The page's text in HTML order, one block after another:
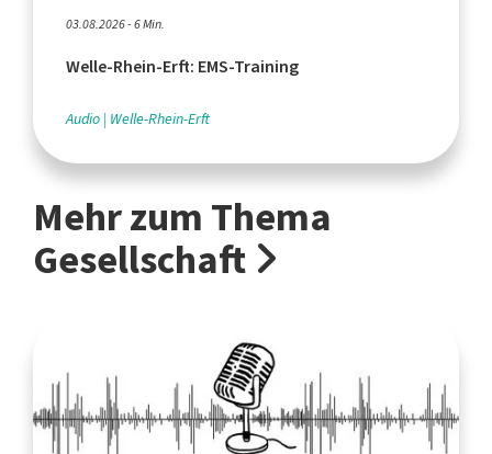
03.08.2026 - 6 Min.
Welle-Rhein-Erft: EMS-Training
Audio Welle-Rhein-Erft
Mehr zum Thema
Gesellschaft